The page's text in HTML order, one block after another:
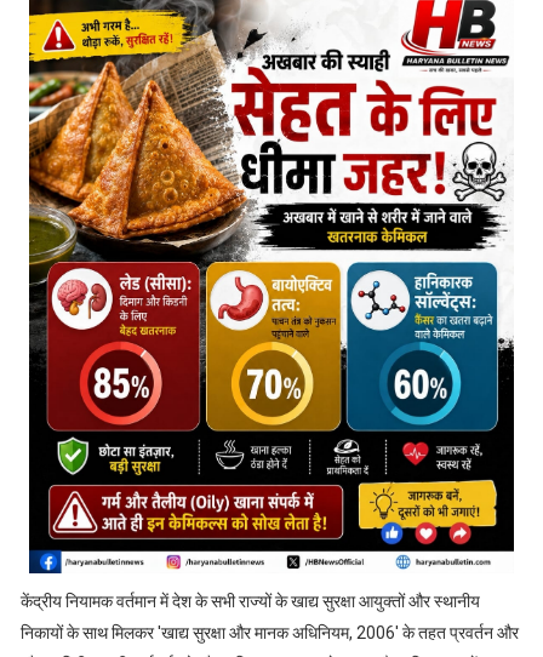
केंद्रीय नियामक वर्तमान में देश के सभी राज्यों के खाद्य सुरक्षा आयुक्तों और स्थानीय
निकायों के साथ मिलकर 'खाद्य सुरक्षा और मानक अधिनियम, 2006' के तहत प्रवर्तन और